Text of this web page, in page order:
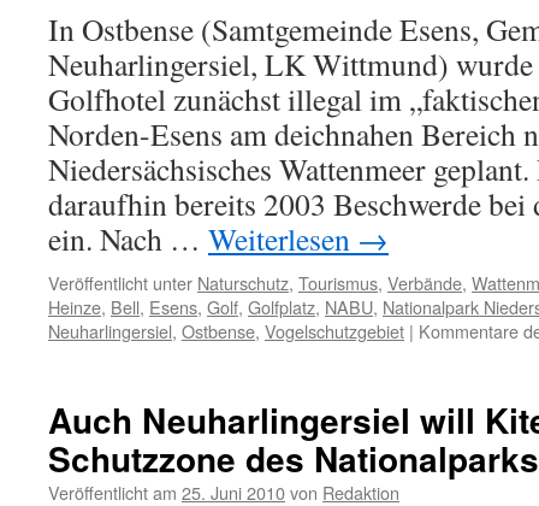
In Ostbense (Samtgemeinde Esens,
Neuharlingersiel, LK Wittmund)
Golfhotel zunächst illegal im
Norden-Esens am deichnahen Bereich
Niedersächsisches Wattenmeer
daraufhin bereits 2003 Beschwerde
ein. Nach … Weiterlesen →
Veröffentlicht unter Naturschutz, Tourismus, Verbände,
Heinze, Bell, Esens, Golf, Golfplatz, NABU, Nationalpark
Neuharlingersiel, Ostbense, Vogelschutzgebiet | Kommentare
Auch Neuharlingersiel will
Schutzzone des Nationalparks
Veröffentlicht am 25. Juni 2010von Redaktion